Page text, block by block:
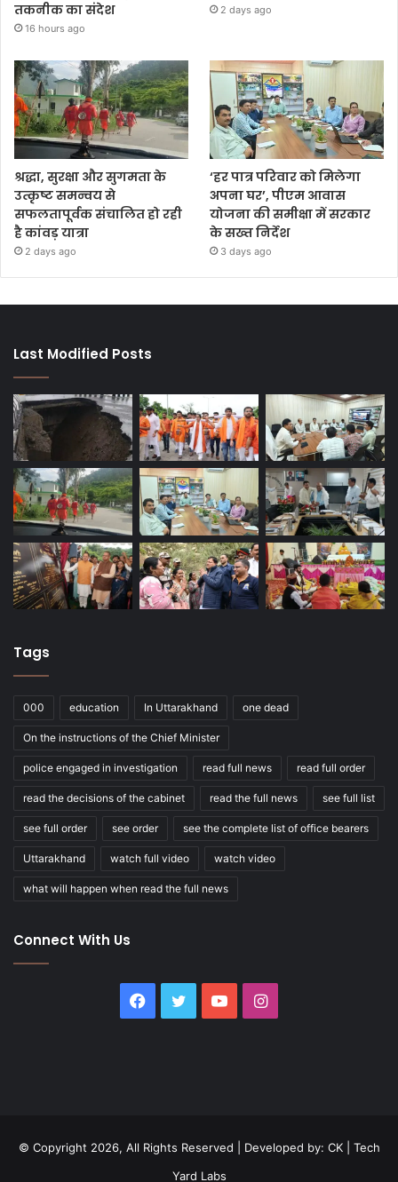
तकनीक का संदेश
16 hours ago
2 days ago
श्रद्धा, सुरक्षा और सुगमता के
उत्कृष्ट समन्वय से
सफलतापूर्वक संचालित हो रही
है कांवड़ यात्रा
2 days ago
‘हर पात्र परिवार को मिलेगा
अपना घर’, पीएम आवास
योजना की समीक्षा में सरकार
के सख्त निर्देश
3 days ago
Last Modified Posts
Tags
000 education In Uttarakhand one dead
On the instructions of the Chief Minister
police engaged in investigation read full news read full order
read the decisions of the cabinet read the full news see full list
see full order see order see the complete list of office bearers
Uttarakhand watch full video watch video
what will happen when read the full news
Connect With Us
Facebook
Twitter YouTubeInstagram
© Copyright 2026, All Rights Reserved | Developed by: CK| Tech
Yard Labs